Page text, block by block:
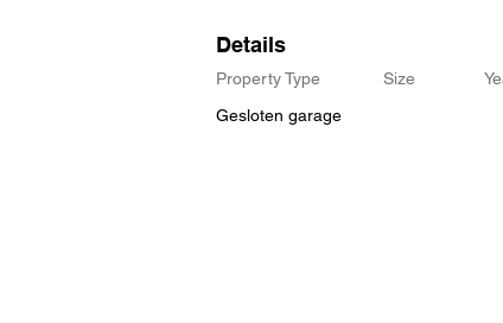
Details
Property Type Size
Gesloten garage